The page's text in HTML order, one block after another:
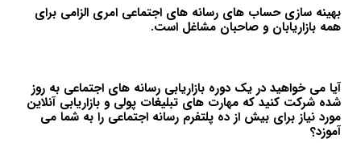
بهینه سازی حساب های رسانه های اجتماعی امری الزامی برای
همه بازاریابان و صاحبان مشاغل است.
آیا می خواهید در یک دوره بازاریابی رسانه های اجتماعی به روز
شده شرکت کنید که مهارت های تبلیغات پولی و بازاریابی آنلاین
مورد نیاز برای بیش از ده پلتفرم رسانه اجتماعی را به شما می
آموزد؟